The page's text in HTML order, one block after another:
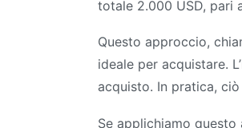
totale 2.000 USD, pari
Questo approccio,
ideale per acquistare.
acquisto. In pratica,
Se applichiamo questo